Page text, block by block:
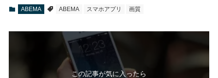
ABEMA ABEMA スマホアプリ 画質
この記事が気に入ったら